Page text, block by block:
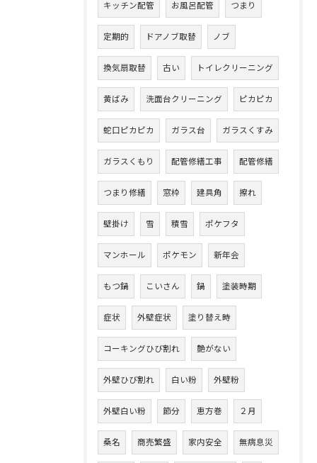
キッチン配管 お風呂配管 つまり
定期的 ドアノブ取替 ノブ
換気扇取替 古い トイレクリーニング
黄ばみ 洗面台クリーニング ピカピカ
蛇口ピカピカ ガラス台 ガラスくすみ
ガラスくもり 配管修繕工事 配管修繕
つまり修繕 窓枠 建具角 擦れ
壁掛け 雪 積雪 ポケフタ
マンホール ポケモン 新年会
もつ鍋 こいさん 鍋 塗装時期
症状 外壁症状 塗り替え時
コーキングひび割れ 艶がない
外壁ひび割れ 白い粉 外壁粉
外壁白い粉 節分 恵方巻 ２月
桑名 商売繁盛 家内安全 無病息災